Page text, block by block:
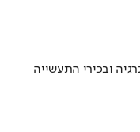
ובכירי התעשייה